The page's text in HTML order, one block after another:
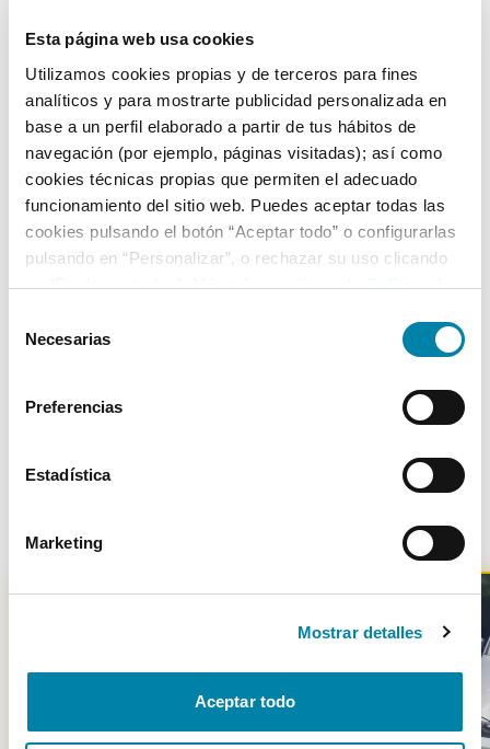
Esta página web usa cookies
Utilizamos cookies propias y de terceros para fines
analíticos y para mostrarte publicidad personalizada en
base a un perfil elaborado a partir de tus hábitos de
navegación (por ejemplo, páginas visitadas); así como
cookies técnicas propias que permiten el adecuado
funcionamiento del sitio web. Puedes aceptar todas las
cookies pulsando el botón “Aceptar todo” o configurarlas
pulsando en “Personalizar”, o rechazar su uso clicando
en “Rechazar todas”. Más información en laPolítica de
Necesarias
Preferencias
Estadística
Marketing
Mostrar detalles
Aceptar todo
Potencia
129 Cv
Procedencia
Importado
IVA
No Deducible
Nº Asientos Matriculación Tracción
-2801€